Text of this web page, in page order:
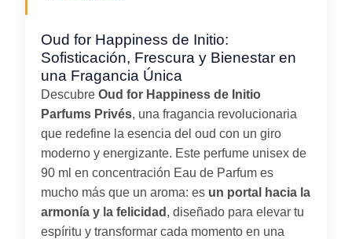
Oud for Happiness de Initio:
Sofisticación, Frescura y Bienestar en
una Fragancia Única
Descubre Oud for Happiness de Initio
Parfums Privés, una fragancia revolucionaria
que redefine la esencia del oud con un giro
moderno y energizante. Este perfume unisex de
90 ml en concentración Eau de Parfum es
mucho más que un aroma: es un portal hacia la
armonía y la felicidad , diseñado para elevar tu
espíritu y transformar cada momento en una